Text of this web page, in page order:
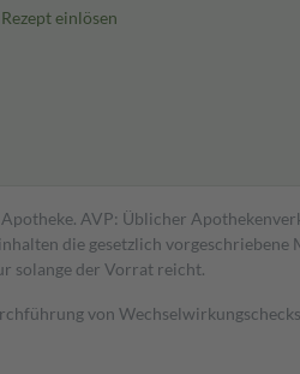
einlösen
AVP: Üblicher
die gesetzlich vorgeschriebene
solange der Vorrat reicht.
von